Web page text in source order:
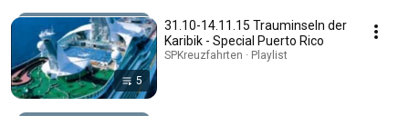
459,-€
5
31.10-14.11.15 Trauminseln der
Karibik - Special Puerto Rico
SPKreuzfahrten · Playlist